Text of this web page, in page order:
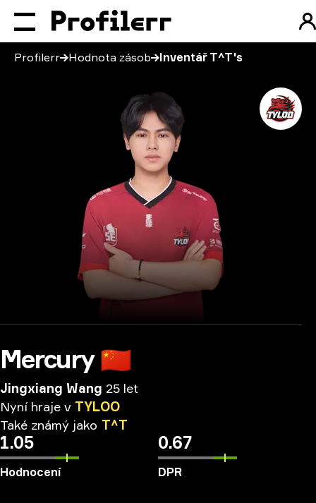
Profilerr Hodnota zásob Inventář T^T's
Mercury 🇨🇳
Jingxiang Wang 25 let
Nyní hraje v TYLOO
Také známý jako T^T
1.05
Hodnocení
0.67
DPR